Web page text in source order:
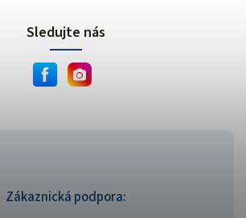
Zákaznická podpora:
Sledujte nás